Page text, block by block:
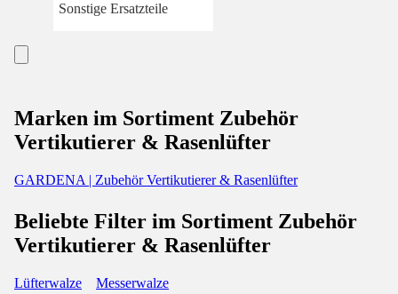
Sonstige Ersatzteile
Marken im Sortiment Zubehör
Vertikutierer & Rasenlüfter
GARDENA | Zubehör Vertikutierer & Rasenlüfter
Beliebte Filter im Sortiment Zubehör
Vertikutierer & Rasenlüfter
Lüfterwalze Messerwalze